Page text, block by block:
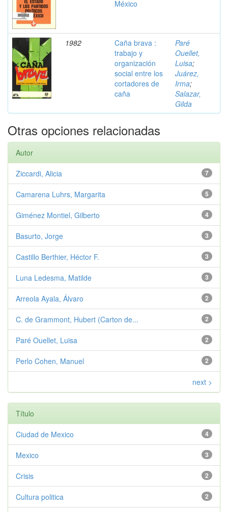
México
1982
Caña brava :
trabajo y
organización
social entre los
cortadores de
caña
Paré
Ouellet,
Luisa;
Juárez,
Irma;
Salazar,
Gilda
Otras opciones relacionadas
Autor
7
Ziccardi, Alicia
5
Camarena Luhrs, Margarita
4
Giménez Montiel, Gilberto
3
Basurto, Jorge
3
Castillo Berthier, Héctor F.
3
Luna Ledesma, Matilde
2
Arreola Ayala, Álvaro
2
C. de Grammont, Hubert (Carton de...
2
Paré Ouellet, Luisa
2
Perlo Cohen, Manuel
next >
Título
4
Ciudad de Mexico
3
Mexico
2
Crisis
2
Cultura politica